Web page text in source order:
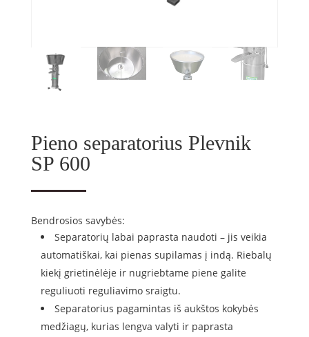
Pieno separatorius Plevnik
SP 600
Bendrosios savybės:
Separatorių labai paprasta naudoti – jis veikia
automatiškai, kai pienas supilamas į indą. Riebalų
kiekį grietinėlėje ir nugriebtame piene galite
reguliuoti reguliavimo sraigtu.
Separatorius pagamintas iš aukštos kokybės
medžiagų, kurias lengva valyti ir paprasta